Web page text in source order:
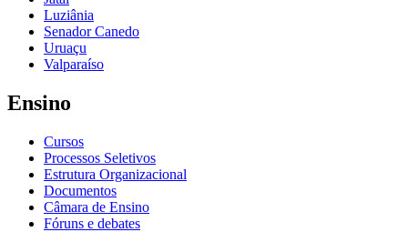
Luziânia
Senador Canedo
Uruaçu
Valparaíso
Ensino
Cursos
Processos Seletivos
Estrutura Organizacional
Documentos
Câmara de Ensino
Fóruns e debates